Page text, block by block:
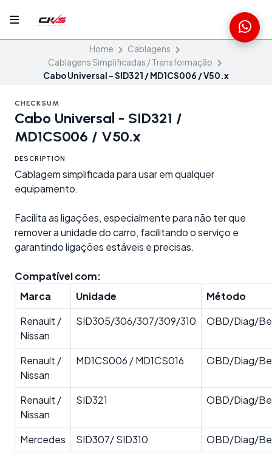
Home
Cablagens
Cablagens Simplificadas / Transformação
Cabo Universal - SID321 / MD1CS006 / V50.x
CHECKSUM
Cabo Universal - SID321 /
MD1CS006 / V50.x
DESCRIPTION
Cablagem simplificada para usar em qualquer
equipamento.
Facilita as ligações, especialmente para não ter que
remover a unidade do carro, facilitando o serviço e
garantindo ligações estáveis e precisas.
Compatível com:
Marca
Unidade
Método
Renault /
Nissan
SID305/306/307/309/310 OBD/Diag/
Renault /
Nissan
MD1CS006 / MD1CS016 OBD/Diag/
Renault /
Nissan
SID321 OBD/Diag/
Mercedes SID307/ SID310 OBD/Diag/